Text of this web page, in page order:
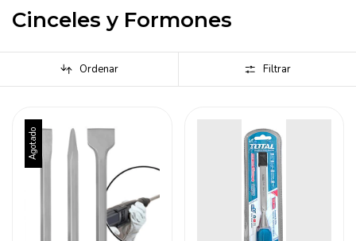
Cinceles y Formones
Ordenar Filtrar
Agotado